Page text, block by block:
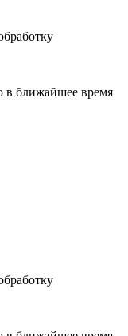
ближайшее время